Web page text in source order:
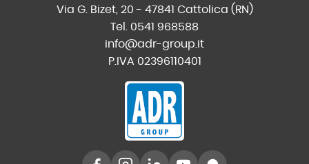
Via G. Bizet, 20 - 47841 Cattolica (RN)
Tel. 0541 968588
info@adr-group.it
P.IVA 02396110401